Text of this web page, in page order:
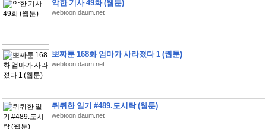
악한 기사 49화 (웹툰)
webtoon.daum.net
뽀짜툰 168화 엄마가 사라졌다 1 (웹툰)
webtoon.daum.net
퀴퀴한 일기 #489.도시락 (웹툰)
webtoon.daum.net